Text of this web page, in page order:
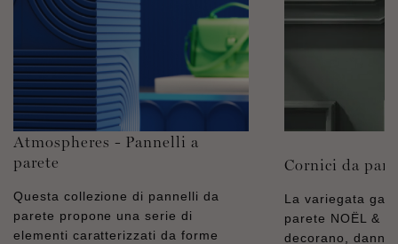
Atmospheres - Pannelli a
parete
Questa collezione di pannelli da
parete propone una serie di
elementi caratterizzati da forme
Cornici da
La variegata
parete NOËL &
decorano, danno